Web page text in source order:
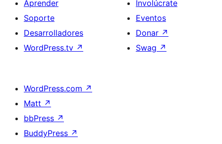
Aprender
Soporte
Desarrolladores
WordPress.tv ↗
Involúcrate
Eventos
Donar ↗
Swag ↗
WordPress.com ↗
Matt ↗
bbPress ↗
BuddyPress ↗